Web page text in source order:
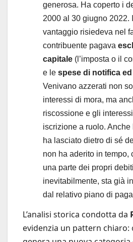
generosa. Ha coperto i
2000 al 30 giugno 2022.
vantaggio risiedeva nel
contribuente pagava
capitale (l’imposta o il
e le spese di notifica
Venivano azzerati non
interessi di mora, ma
riscossione e gli
iscrizione a ruolo. Anche
ha lasciato dietro di sé
non ha aderito in tempo,
una parte dei propri
inevitabilmente, sta già
dal relativo piano di
L’analisi storica condotta da
evidenzia un pattern